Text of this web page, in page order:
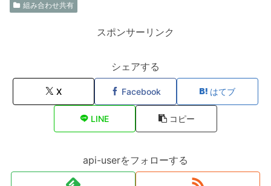
組み合わせ共有
スポンサーリンク
シェアする
X Facebook はてブ
LINE コピー
api-userをフォローする